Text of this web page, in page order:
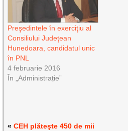
Preşedintele în exerciţiu al
Consiliului Judeţean
Hunedoara, candidatul unic
în PNL
4 februarie 2016
În „Administrație”
«CEH plăteşte 450 de mii